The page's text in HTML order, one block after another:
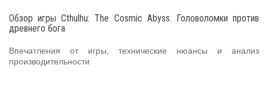
Обзор игры Cthulhu: The Cosmic Abyss. Головоломки против
древнего бога
Впечатления от игры, технические нюансы и анализ
производительности